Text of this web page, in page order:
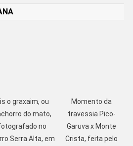
o graxaim, ou
do mato,
no
Serra Alta, em
Momento da
travessia Pico-
Garuva x Monte
Crista, feita pelo